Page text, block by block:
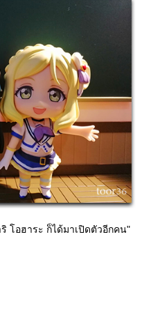
โอฮาระ ก็ได้มาเปิดตัวอีกคน"